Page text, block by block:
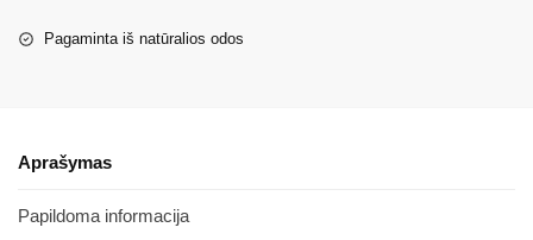
Pagaminta iš natūralios odos
Aprašymas
Papildoma informacija